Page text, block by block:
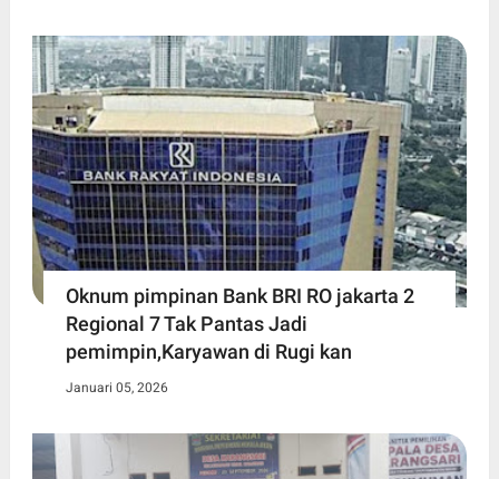
Oknum pimpinan Bank BRI RO jakarta 2
Regional 7 Tak Pantas Jadi
pemimpin,Karyawan di Rugi kan
Januari 05, 2026